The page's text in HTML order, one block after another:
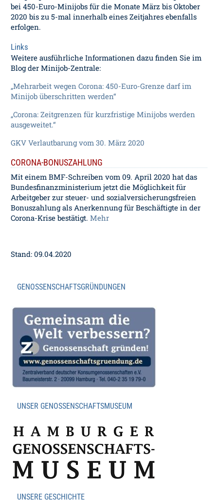
bei 450-Euro-Minijobs für die Monate März bis Oktober
2020 bis zu 5-mal innerhalb eines Zeitjahres ebenfalls
erfolgen.
Links
Weitere ausführliche Informationen dazu finden Sie im
Blog der Minijob-Zentrale:
„Mehrarbeit wegen Corona: 450-Euro-Grenze darf im
Minijob überschritten werden“
„Corona: Zeitgrenzen für kurzfristige Minijobs werden
ausgeweitet.“
GKV Verlautbarung vom 30. März 2020
CORONA-BONUSZAHLUNG
Mit einem BMF-Schreiben vom 09. April 2020 hat das
Bundesfinanzministerium jetzt die Möglichkeit für
Arbeitgeber zur steuer- und sozialversicherungsfreien
Bonuszahlung als Anerkennung für Beschäftigte in der
Corona-Krise bestätigt.Mehr
Stand: 09.04.2020
GENOSSENSCHAFTSGRÜNDUNGEN
UNSER GENOSSENSCHAFTSMUSEUM
UNSERE GESCHICHTE